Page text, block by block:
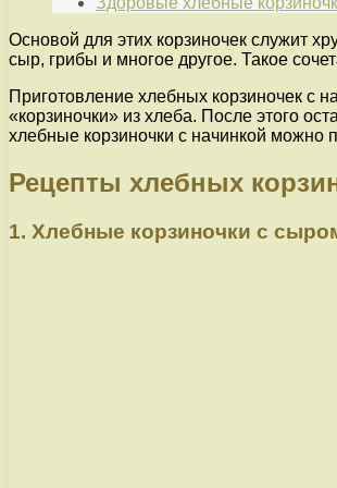
Основой для этих корзиночек служит
сыр, грибы и многое другое. Такое
Приготовление хлебных корзиночек с
«корзиночки» из хлеба. После этого
хлебные корзиночки с начинкой можно
Рецепты хлебных
1. Хлебные корзиночки с